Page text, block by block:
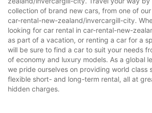
collection of brand new cars, from one of
car-rental-new-zealand/invercargill-city.
looking for car rental in car-rental-new-
as part of a vacation, or renting a car for a
will be sure to find a car to suit your needs
of economy and luxury models. As a global
we pride ourselves on providing world class
flexible short- and long-term rental, all at
hidden charges.